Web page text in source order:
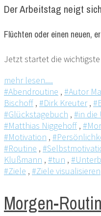
Der Arbeitstag neigt
Flüchten oder einen neuen,
Jetzt startet die
mehr lesen....
#Abendroutine , #Autor
Bischoff , #Dirk Kreuter,
#Glückstagebuch , #in die
#Matthias Niggehoff ,
#Motivation ,
#Routine ,
Klußmann , #tun ,
#Ziele , #Ziele visualisieren
Morgen-